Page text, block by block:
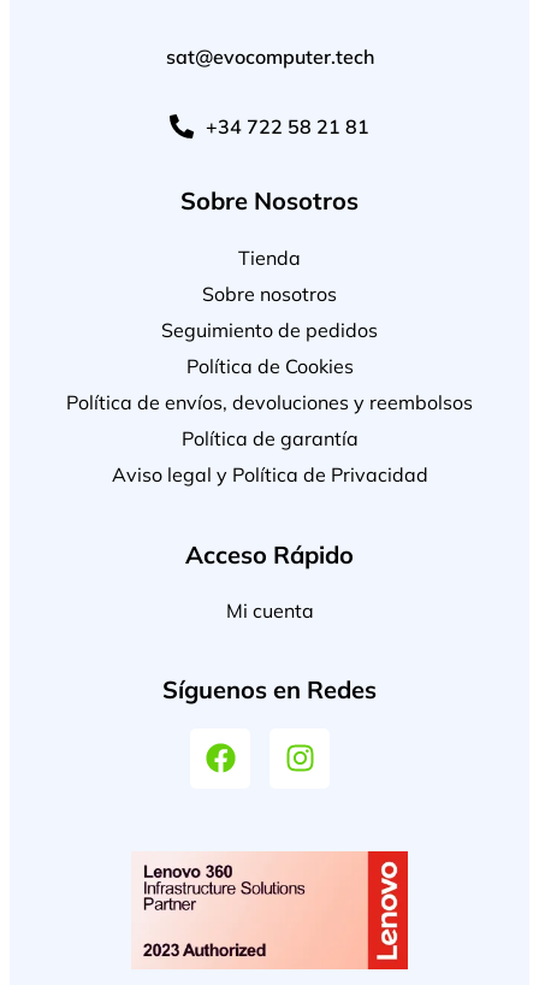
sat@evocomputer.tech
+34 722 58 21 81
Sobre Nosotros
Tienda
Sobre nosotros
Seguimiento de pedidos
Política de Cookies
Política de envíos, devoluciones y reembolsos
Política de garantía
Aviso legal y Política de Privacidad
Acceso Rápido
Mi cuenta
Síguenos en Redes